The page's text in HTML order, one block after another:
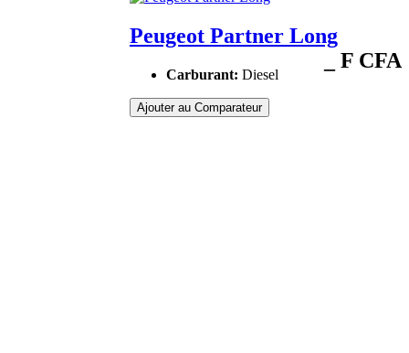
Peugeot Partner Long
_ F CFA
Carburant: Diesel
Ajouter au Comparateur